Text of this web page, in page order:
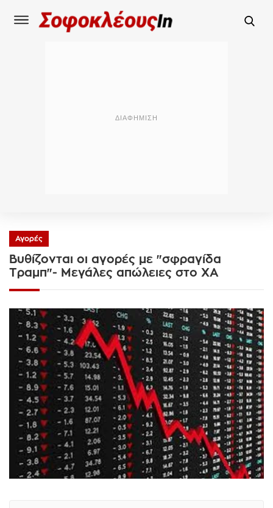
Αγορές
Βυθίζονται οι αγορές με "σφραγίδα
Τραμπ"- Μεγάλες απώλειες στο ΧΑ